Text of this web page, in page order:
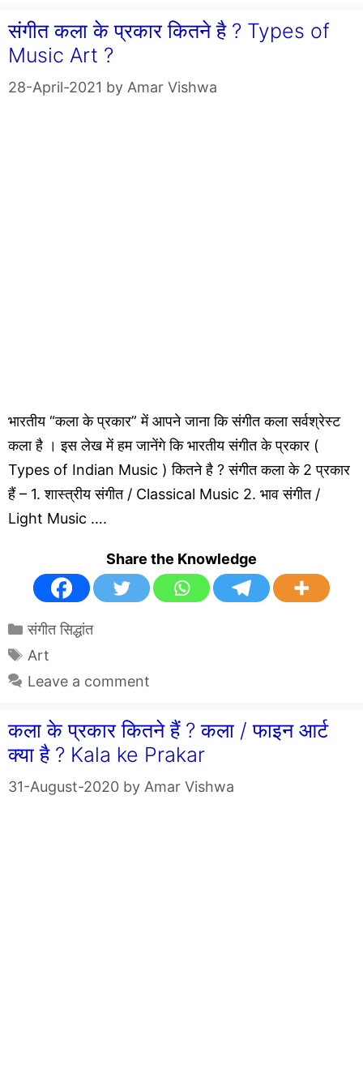
संगीत कला के प्रकार कितने है ? Types of
Music Art ?
28-April-2021 by Amar Vishwa
भारतीय “कला के प्रकार” में आपने जाना कि संगीत कला सर्वश्रेस्ट
कला है । इस लेख में हम जानेंगे कि भारतीय संगीत के प्रकार (
Types of Indian Music ) कितने है ? संगीत कला के 2 प्रकार
हैं – 1. शास्त्रीय संगीत / Classical Music 2. भाव संगीत /
Light Music ….
Share the Knowledge
Categories
संगीत सिद्धांत
Tags
Art
Leave a comment
कला के प्रकार कितने हैं ? कला / फाइन आर्ट
क्या है ? Kala ke Prakar
31-August-2020 by Amar Vishwa